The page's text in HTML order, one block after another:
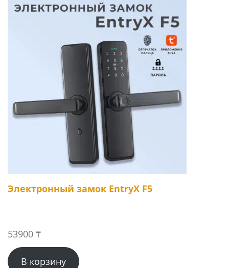
Электронный замок EntryX F5
53900 ₸
В корзину